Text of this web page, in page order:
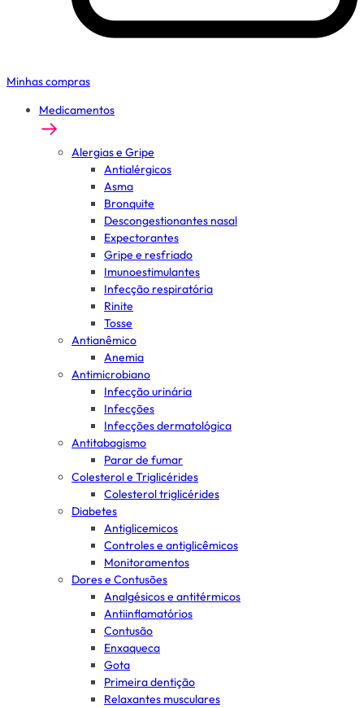
Minhas compras
Medicamentos
Alergias e Gripe
Antialérgicos
Asma
Bronquite
Descongestionantes nasal
Expectorantes
Gripe e resfriado
Imunoestimulantes
Infecção respiratória
Rinite
Tosse
Antianêmico
Anemia
Antimicrobiano
Infecção urinária
Infecções
Infecções dermatológica
Antitabagismo
Parar de fumar
Colesterol e Triglicérides
Colesterol triglicérides
Diabetes
Antiglicemicos
Controles e antiglicêmicos
Monitoramentos
Dores e Contusões
Analgésicos e antitérmicos
Antiinflamatórios
Contusão
Enxaqueca
Gota
Primeira dentição
Relaxantes musculares